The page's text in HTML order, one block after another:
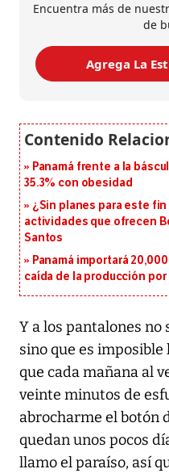
Encuentra más de
de
Agrega La
Panamá frente a la
35.3% con obesidad
¿Sin planes para este
actividades que ofrecen
Santos
Panamá importará
caída de la producción por
Y a los pantalones no
sino que es
que cada mañana al
veinte minutos de
abrocharme el botón
quedan unos pocos
llamo el paraíso, así